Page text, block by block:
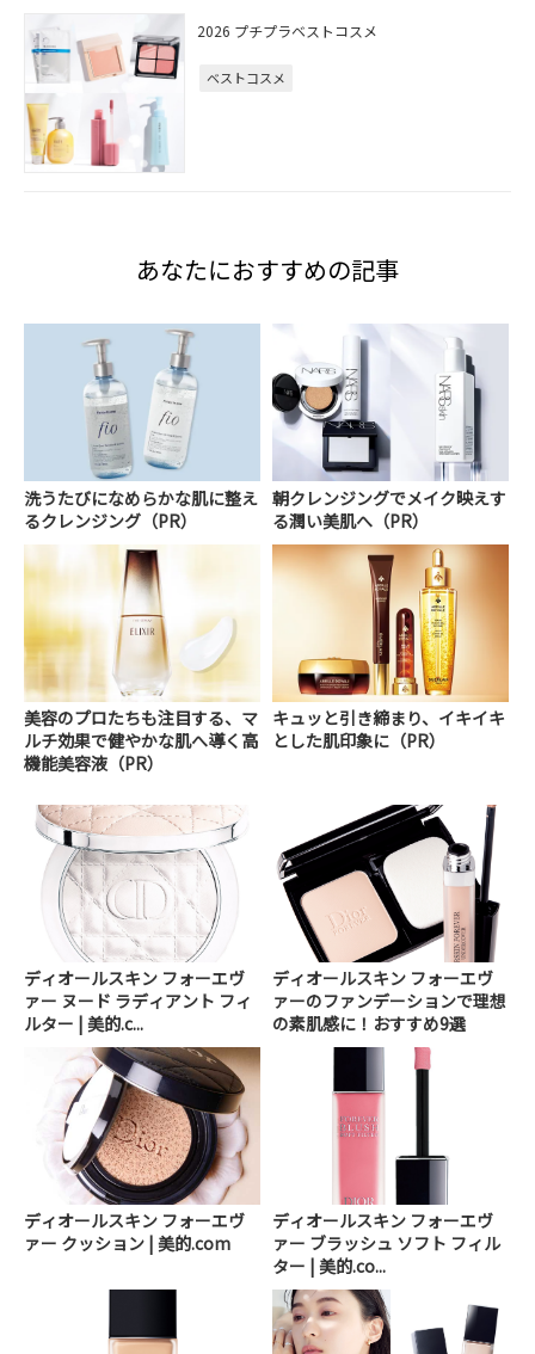
2026 プチプラベストコスメ
ベストコスメ
あなたにおすすめの記事
洗うたびになめらかな肌に整え
るクレンジング（PR）
朝クレンジングでメイク映えす
る潤い美肌へ（PR）
美容のプロたちも注目する、マ
ルチ効果で健やかな肌へ導く高
機能美容液（PR）
キュッと引き締まり、イキイキ
とした肌印象に（PR）
ディオールスキン フォーエヴ
ァー ヌード ラディアント フィ
ルター | 美的.c...
ディオールスキン フォーエヴ
ァーのファンデーションで理想
の素肌感に！おすすめ9選
ディオールスキン フォーエヴ
ァー クッション | 美的.com
ディオールスキン フォーエヴ
ァー ブラッシュ ソフト フィル
ター | 美的.co...